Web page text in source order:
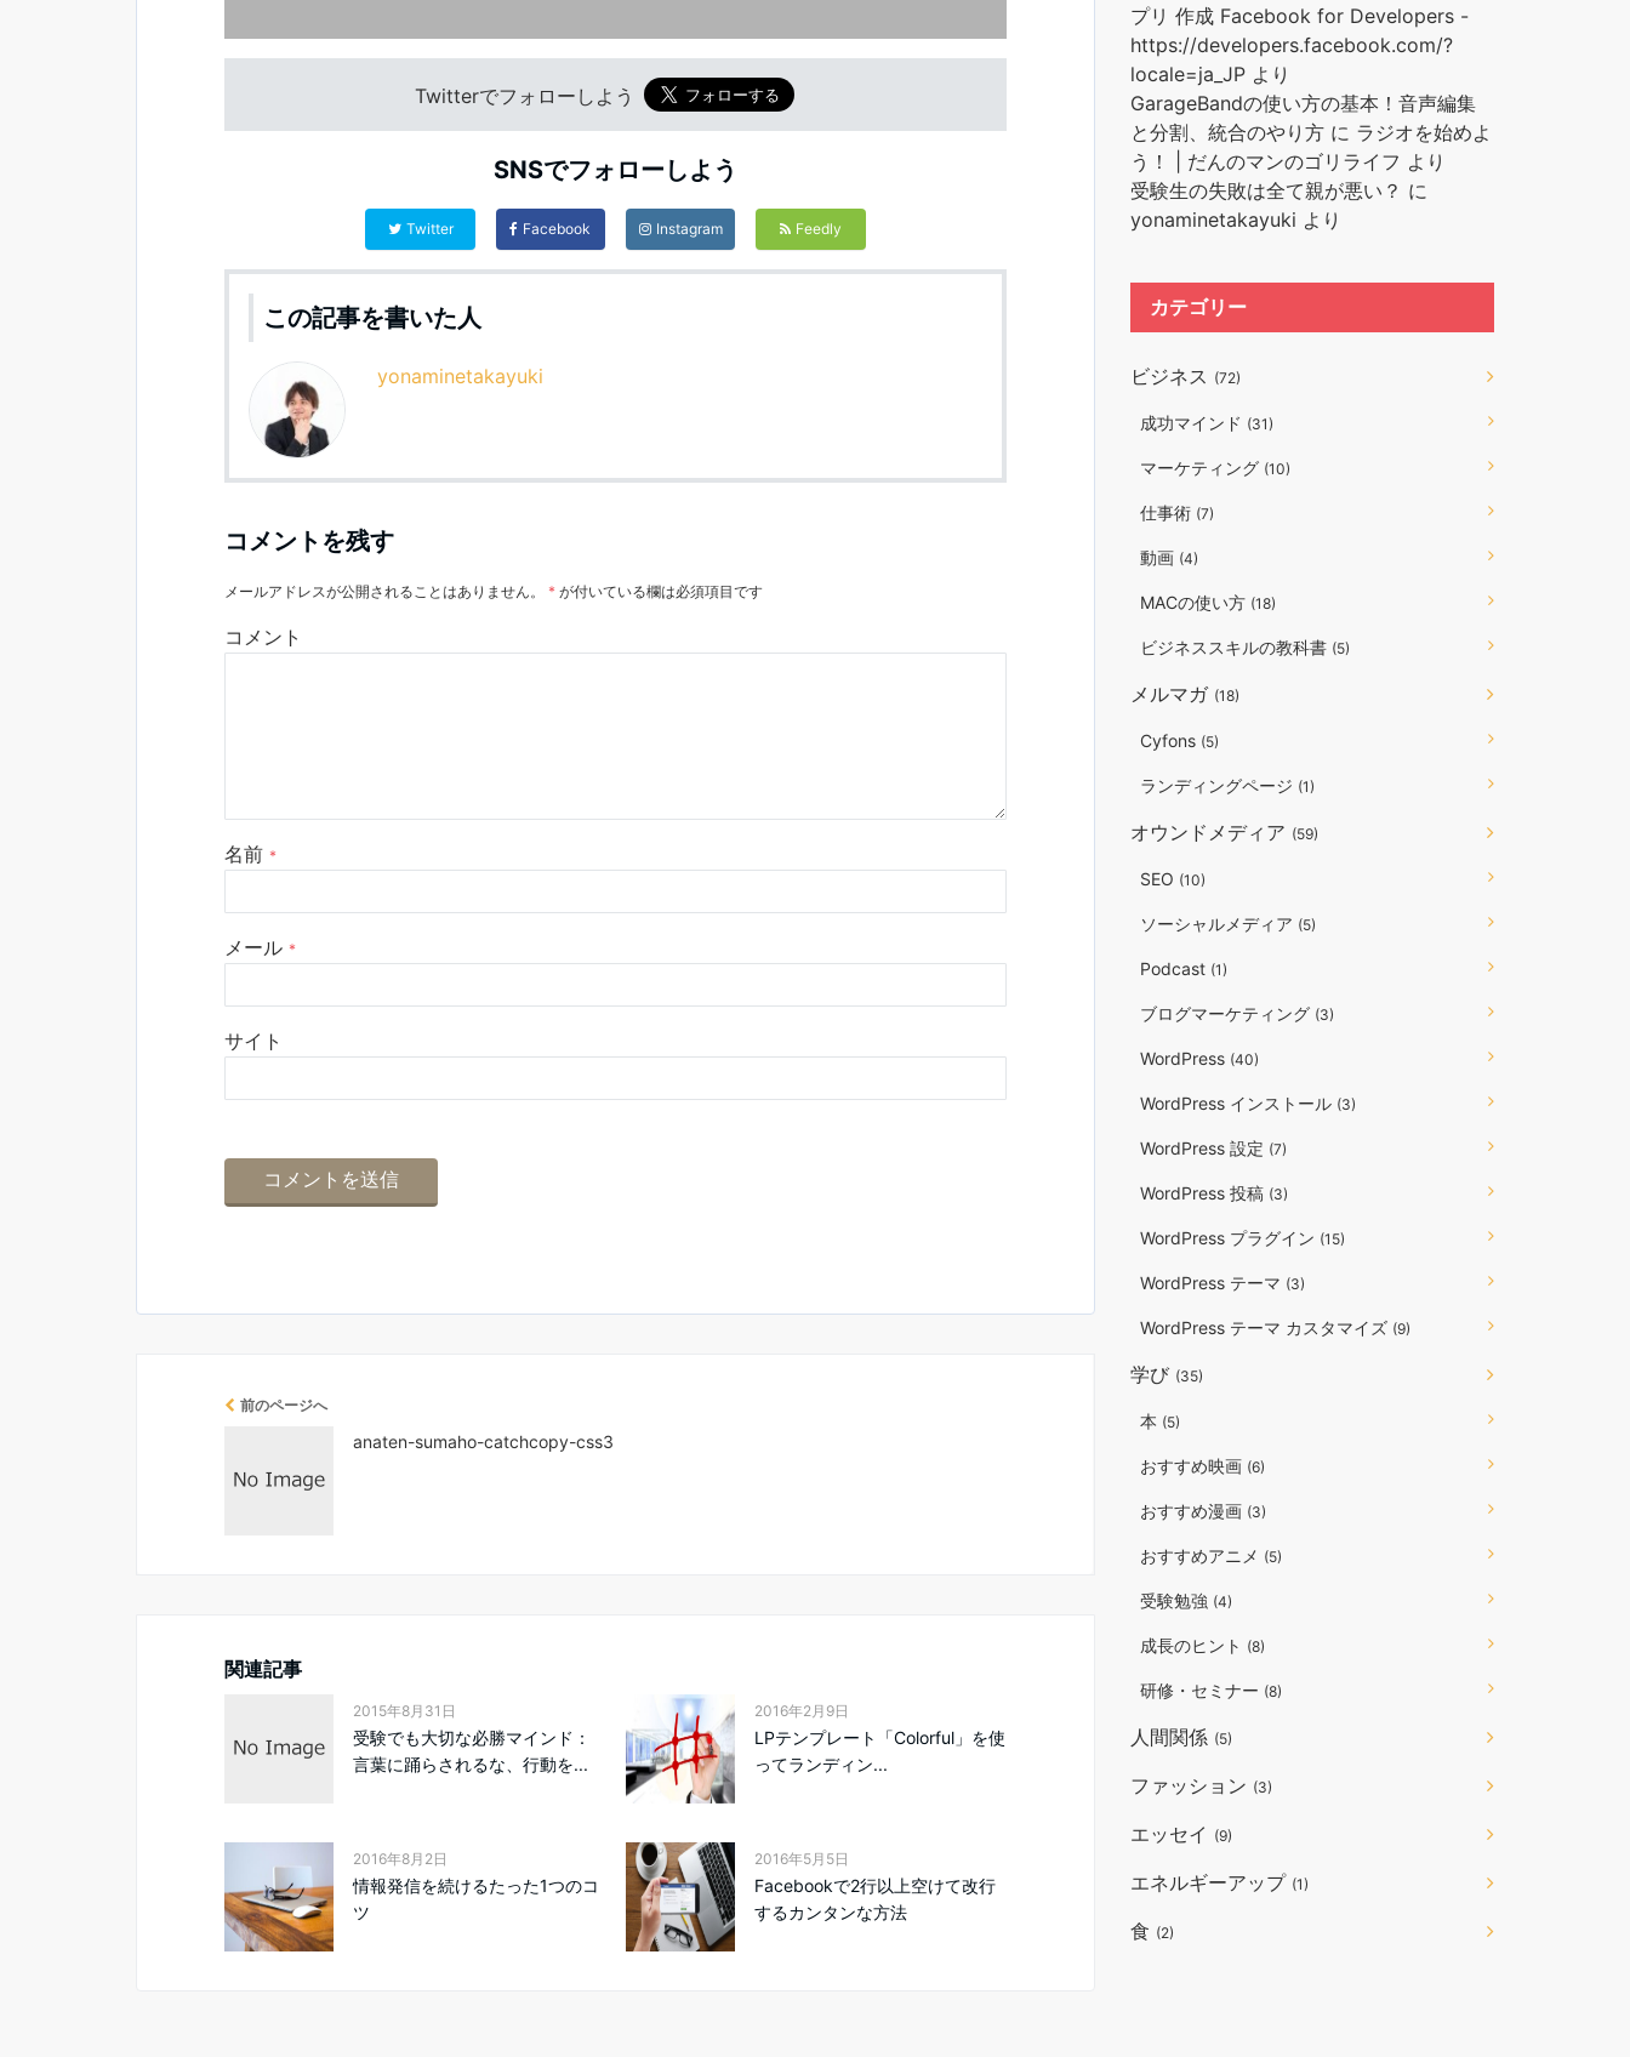
Twitterでフォローしよう
SNSでフォローしよう
Twitter Facebook Instagram Feedly
この記事を書いた人
yonaminetakayuki
コメントを残す
メールアドレスが公開されることはありません。 * が付いている欄は必須項目です
コメント
名前 *
メール *
サイト
前のページへ
anaten-sumaho-catchcopy-css3
関連記事
2015年8月31日
受験でも大切な必勝マインド：
言葉に踊らされるな、行動を...
2016年2月9日
LPテンプレート「Colorful」を使
ってランディン...
2016年8月2日
情報発信を続けるたった1つのコ
ツ
2016年5月5日
Facebookで2行以上空けて改行
するカンタンな方法
プリ 作成 Facebook for Developers -
https://developers.facebook.com/?
locale=ja_JP より
GarageBandの使い方の基本！音声編集
と分割、統合のやり方 に ラジオを始めよ
う！ | だんのマンのゴリライフ より
受験生の失敗は全て親が悪い？ に
yonaminetakayuki より
カテゴリー
ビジネス (72)
成功マインド (31)
マーケティング (10)
仕事術 (7)
動画 (4)
MACの使い方 (18)
ビジネススキルの教科書 (5)
メルマガ (18)
Cyfons (5)
ランディングページ (1)
オウンドメディア (59)
SEO (10)
ソーシャルメディア (5)
Podcast (1)
ブログマーケティング (3)
WordPress (40)
WordPress インストール (3)
WordPress 設定 (7)
WordPress 投稿 (3)
WordPress プラグイン (15)
WordPress テーマ (3)
WordPress テーマ カスタマイズ (9)
学び (35)
本 (5)
おすすめ映画 (6)
おすすめ漫画 (3)
おすすめアニメ (5)
受験勉強 (4)
成長のヒント (8)
研修・セミナー (8)
人間関係 (5)
ファッション (3)
エッセイ (9)
エネルギーアップ (1)
食 (2)